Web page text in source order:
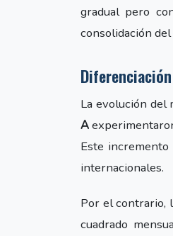
gradual pero
consolidación
La evolución del
A
Este
internacionales.
Por el contrario,
cuadrado